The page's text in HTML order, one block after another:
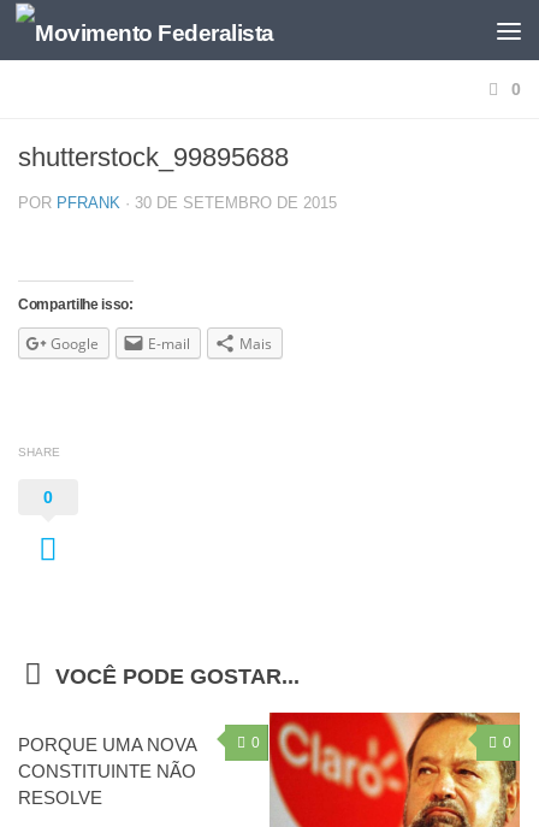
0
shutterstock_99895688
POR PFRANK · 30 DE SETEMBRO DE 2015
Compartilhe isso:
Google E-mail Mais
SHARE
0
VOCÊ PODE GOSTAR...
0
PORQUE UMA NOVA
CONSTITUINTE NÃO
RESOLVE
0